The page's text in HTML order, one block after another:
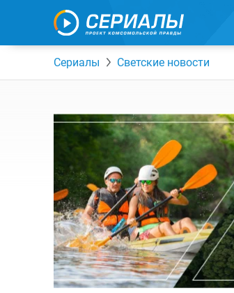
Сериалы Светские новости